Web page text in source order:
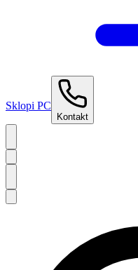
Sklopi PC
Kontakt